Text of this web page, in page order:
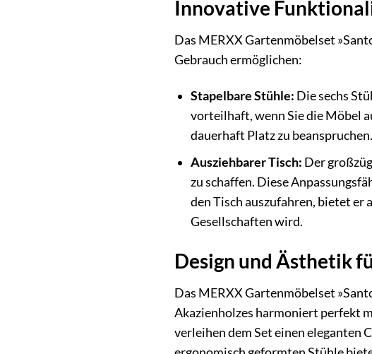
Innovative
Das MERXX Gartenmöbelset
Gebrauch ermöglichen:
Stapelbare Stühle: Die sechs
vorteilhaft, wenn Sie die Möbel
dauerhaft Platz zu
Ausziehbarer Tisch: Der
zu schaffen. Diese
den Tisch auszufahren, bietet
Gesellschaften wird.
Design und Ästhetik
Das MERXX Gartenmöbelset
Akazienholzes harmoniert perfekt
verleihen dem Set einen eleganten